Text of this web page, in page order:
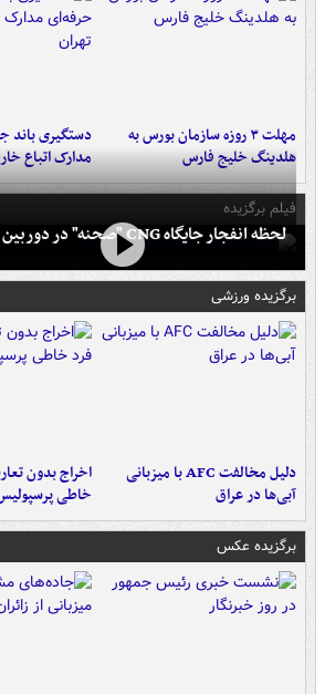
مهلت ۳ روزه سازمان بورس به
هلدینگ خلیج فارس
دستگیری باند
مدارک اتباع
فیلم برگزیده
لحظه انفجار جایگاه CNG "صحنه" در دوربین مداربسته
برگزیده ورزشی
دلیل مخالفت AFC با میزبانی
آبی‌ها در عراق
اخراج بدون
خاطی
برگزیده عکس